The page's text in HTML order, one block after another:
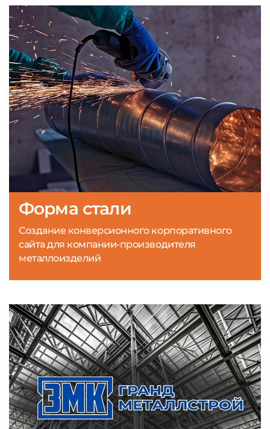
Форма стали
Создание конверсионного корпоративного
сайта для компании-производителя
металлоизделий